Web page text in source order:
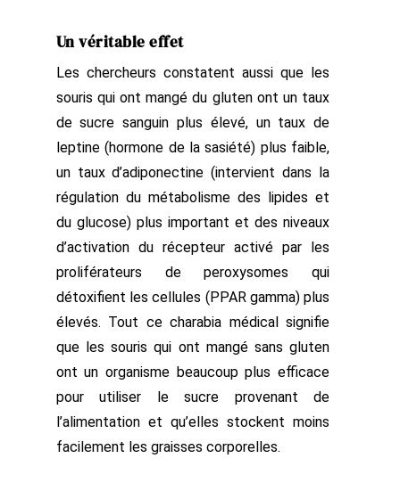
Un véritable effet
Les chercheurs constatent aussi que les
souris qui ont mangé du gluten ont un taux
de sucre sanguin plus élevé, un taux de
leptine (hormone de la sasiété) plus faible,
un taux d’adiponectine (intervient dans la
régulation du métabolisme des lipides et
du glucose) plus important et des niveaux
d’activation du récepteur activé par les
proliférateurs de peroxysomes qui
détoxifient les cellules (PPAR gamma) plus
élevés. Tout ce charabia médical signifie
que les souris qui ont mangé sans gluten
ont un organisme beaucoup plus efficace
pour utiliser le sucre provenant de
l’alimentation et qu’elles stockent moins
facilement les graisses corporelles.